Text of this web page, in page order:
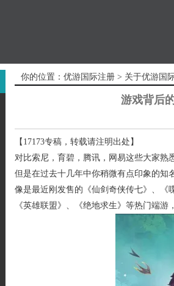
你的位置： 优游国际注册 > 关于优游国
游戏背后
【17173专稿，转载请注明出处】
对比索尼，育碧，腾讯，网易这些大家熟
但是在过去十几年中你稍微有点印象的知
像是最近刚发售的《仙剑奇侠传七》、《
《英雄联盟》、《绝地求生》等热门端游